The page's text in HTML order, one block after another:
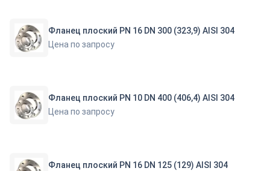
Фланец плоский PN 16 DN 300 (323,9) AISI 304
Цена по запросу
Фланец плоский PN 10 DN 400 (406,4) AISI 304
Цена по запросу
Фланец плоский PN 16 DN 125 (129) AISI 304